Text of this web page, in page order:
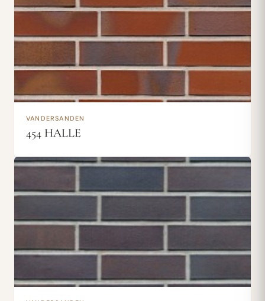
VANDERSANDEN
454 HALLE